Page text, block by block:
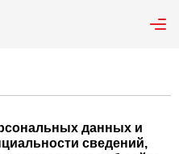
данных и
сведений,